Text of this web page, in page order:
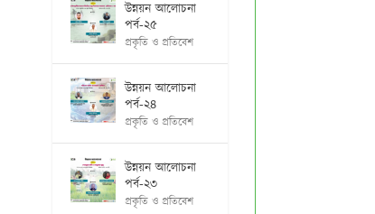
উন্নয়ন আলোচনা
পর্ব-২৫
প্রকৃতি ও প্রতিবেশ
উন্নয়ন আলোচনা
পর্ব-২৪
প্রকৃতি ও প্রতিবেশ
উন্নয়ন আলোচনা
পর্ব-২৩
প্রকৃতি ও প্রতিবেশ